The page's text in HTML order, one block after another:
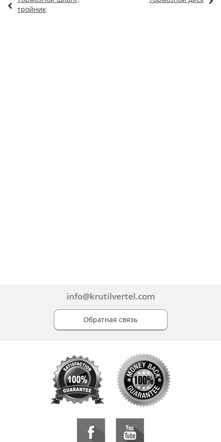
тройник
info@krutilvertel.com
Обратная связь